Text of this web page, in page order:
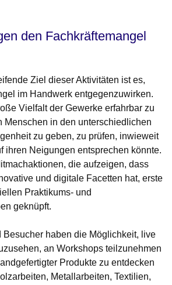
den Fachkräftemangel
Ziel dieser Aktivitäten ist es,
im Handwerk entgegenzuwirken.
Vielfalt der Gewerke erfahrbar zu
Menschen in den unterschiedlichen
zu geben, zu prüfen, inwieweit
ihren Neigungen entsprechen könnte.
die aufzeigen, dass
und digitale Facetten hat, erste
Praktikums- und
geknüpft.
Besucher haben die Möglichkeit, live
an Workshops teilzunehmen
Produkte zu entdecken
Metallarbeiten, Textilien,